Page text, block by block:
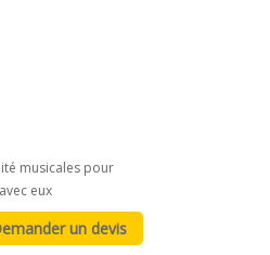
musicales pour
eux